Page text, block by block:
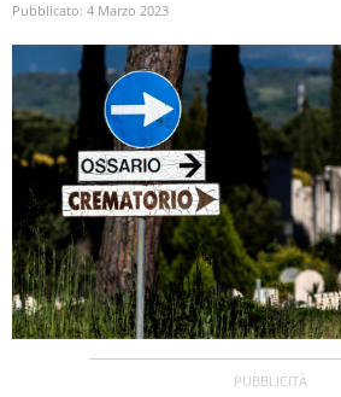
Pubblicato: 4 Marzo 2023